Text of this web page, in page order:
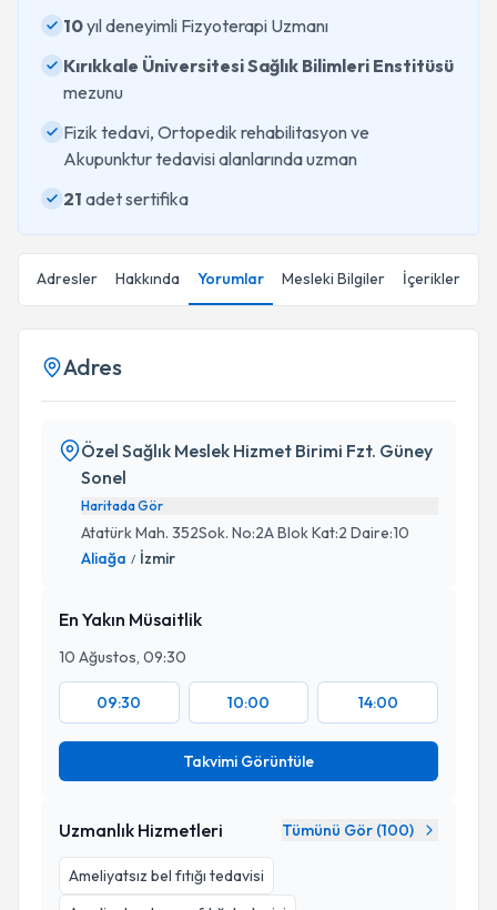
10yıl deneyimli Fizyoterapi Uzmanı
Kırıkkale Üniversitesi Sağlık Bilimleri Enstitüsü
mezunu
Fizik tedavi, Ortopedik rehabilitasyon ve
Akupunktur tedavisi alanlarında uzman
21 adet sertifika
Adresler Hakkında Yorumlar Mesleki Bilgiler İçerikler
Adres
Özel Sağlık Meslek Hizmet Birimi Fzt. Güney
Sonel
Haritada Gör
Atatürk Mah. 352Sok. No:2A Blok Kat:2 Daire:10
Aliağa / İzmir
En Yakın Müsaitlik
10 Ağustos, 09:30
09:30 10:00 14:00
Takvimi Görüntüle
Uzmanlık Hizmetleri Tümünü Gör (100)
Ameliyatsız bel fıtığı tedavisi